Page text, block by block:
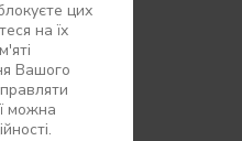
цих
на їх
Вашого
можна